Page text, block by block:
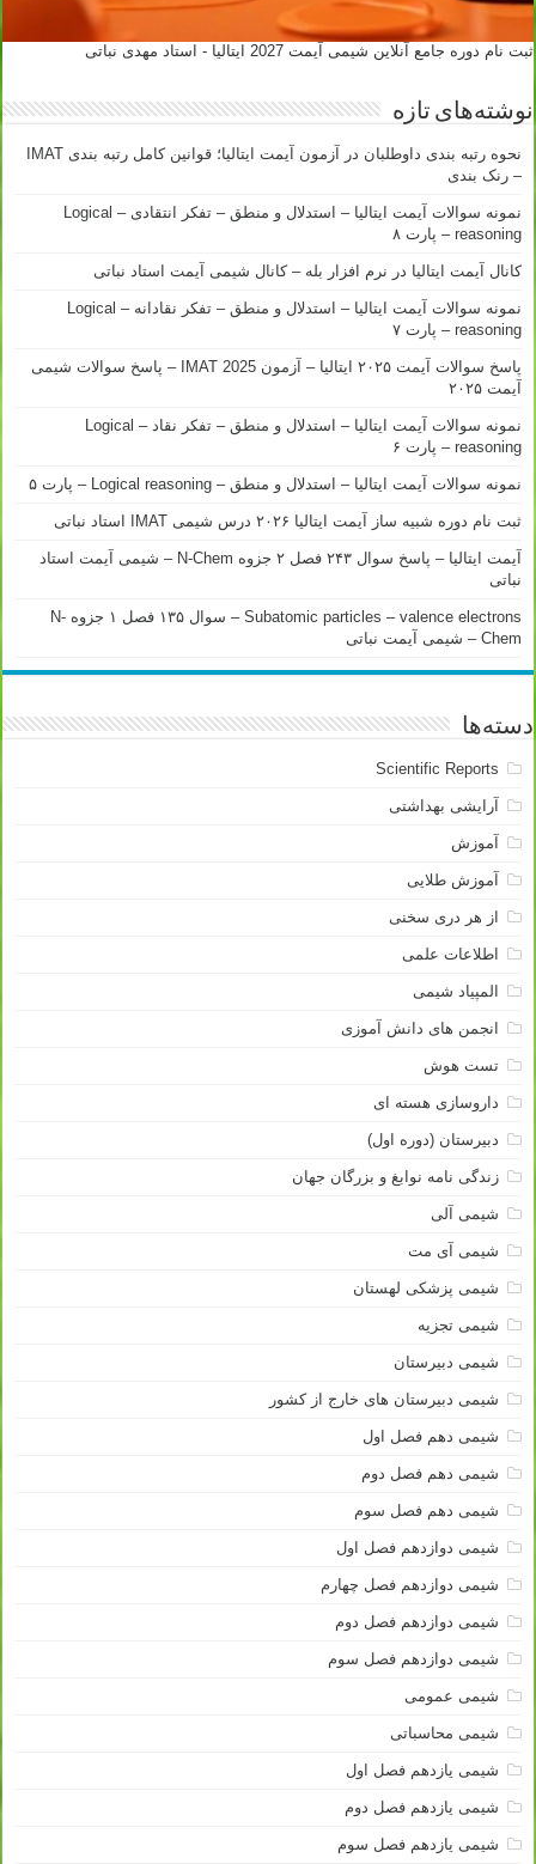
ثبت نام دوره جامع آنلاین شیمی آیمت 2027 ایتالیا - استاد مهدی نباتی
نوشته‌های تازه
نحوه رتبه بندی داوطلبان در آزمون آیمت ایتالیا؛ قوانین کامل رتبه بندی IMAT
– رنک بندی
نمونه سوالات آیمت ایتالیا – استدلال و منطق – تفکر انتقادی – Logical
reasoning – پارت ۸
کانال آیمت ایتالیا در نرم افزار بله – کانال شیمی آیمت استاد نباتی
نمونه سوالات آیمت ایتالیا – استدلال و منطق – تفکر نقادانه – Logical
reasoning – پارت ۷
پاسخ سوالات آیمت ۲۰۲۵ ایتالیا – آزمون IMAT 2025 – پاسخ سوالات شیمی
آیمت ۲۰۲۵
نمونه سوالات آیمت ایتالیا – استدلال و منطق – تفکر نقاد – Logical
reasoning – پارت ۶
نمونه سوالات آیمت ایتالیا – استدلال و منطق – Logical reasoning – پارت ۵
ثبت نام دوره شبیه ساز آیمت ایتالیا ۲۰۲۶ درس شیمی IMAT استاد نباتی
آیمت ایتالیا – پاسخ سوال ۲۴۳ فصل ۲ جزوه N-Chem – شیمی آیمت استاد
نباتی
Subatomic particles – valence electrons – سوال ۱۳۵ فصل ۱ جزوه N-
Chem – شیمی آیمت نباتی
دسته‌ها
Scientific Reports
آرایشی بهداشتی
آموزش
آموزش طلایی
از هر دری سخنی
اطلاعات علمی
المپیاد شیمی
انجمن های دانش آموزی
تست هوش
داروسازی هسته ای
دبیرستان (دوره اول)
زندگی نامه نوابغ و بزرگان جهان
شیمی آلی
شیمی آی مت
شیمی پزشکی لهستان
شیمی تجزیه
شیمی دبیرستان
شیمی دبیرستان های خارج از کشور
شیمی دهم فصل اول
شیمی دهم فصل دوم
شیمی دهم فصل سوم
شیمی دوازدهم فصل اول
شیمی دوازدهم فصل چهارم
شیمی دوازدهم فصل دوم
شیمی دوازدهم فصل سوم
شیمی عمومی
شیمی محاسباتی
شیمی یازدهم فصل اول
شیمی یازدهم فصل دوم
شیمی یازدهم فصل سوم